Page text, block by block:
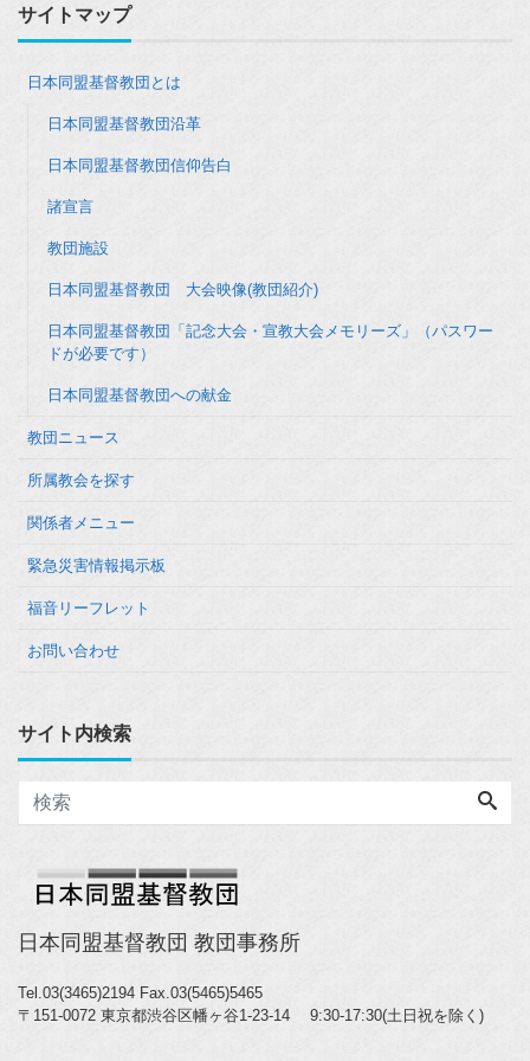
サイトマップ
日本同盟基督教団とは
日本同盟基督教団沿革
日本同盟基督教団信仰告白
諸宣言
教団施設
日本同盟基督教団 大会映像(教団紹介)
日本同盟基督教団「記念大会・宣教大会メモリーズ」（パスワー
ドが必要です）
日本同盟基督教団への献金
教団ニュース
所属教会を探す
関係者メニュー
緊急災害情報掲示板
福音リーフレット
お問い合わせ
サイト内検索
日本同盟基督教団 教団事務所
Tel.03(3465)2194 Fax.03(5465)5465
〒151-0072 東京都渋谷区幡ヶ谷1-23-14 9:30-17:30(土日祝を除く)